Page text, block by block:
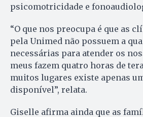
psicomotricidade e
“O que nos preocupa é que as
pela Unimed não possuem a
necessárias para atender os
meus fazem quatro horas de
muitos lugares existe apenas
disponível”, relata.
Giselle afirma ainda que as